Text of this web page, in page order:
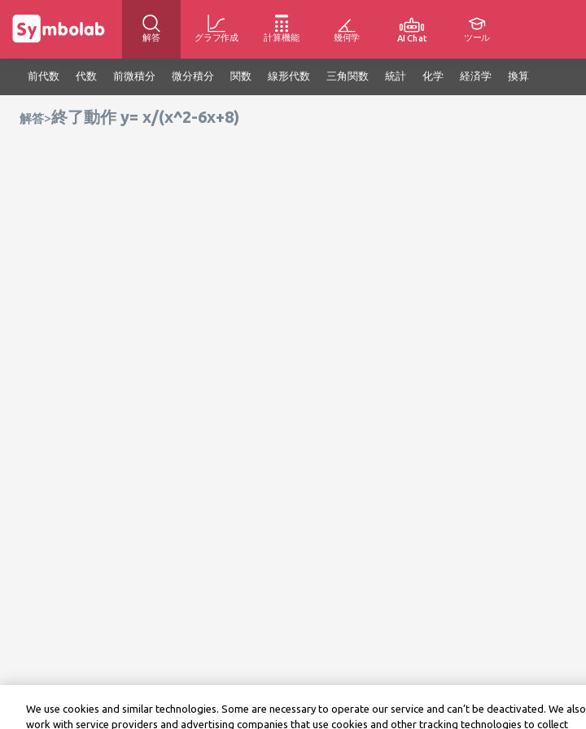
解答 グラフ作成 計算機能 幾何学 AI Chat ツール
前代数 代数 前微積分 微分積分 関数 線形代数 三角関数 統計 化学 経済学 換算
解答>終了動作 y= x/(x^2-6x+8)
We use cookies and similar technologies. Some are necessary to operate our service and can’t be deactivated. We also
work with service providers and advertising companies that use cookies and other tracking technologies to collect